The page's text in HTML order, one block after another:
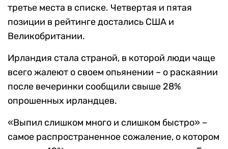
третье места в списке. Четвертая и пятая
позиции в рейтинге достались США и
Великобритании.
Ирландия стала страной, в которой люди чаще
всего жалеют о своем опьянении – о раскаянии
после вечеринки сообщили свыше 28%
опрошенных ирландцев.
«Выпил слишком много и слишком быстро» –
самое распространенное сожаление, о котором